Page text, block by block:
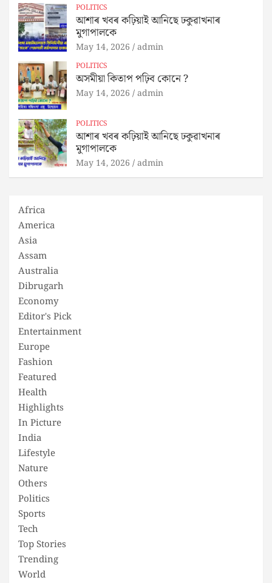
POLITICS
আশাৰ খবৰ কঢ়িয়াই আনিছে ঢকুৱাখনাৰ
মুগাপালকে
May 14, 2026 admin
POLITICS
অসমীয়া কিতাপ পঢ়িব কোনে ?
May 14, 2026 admin
POLITICS
আশাৰ খবৰ কঢ়িয়াই আনিছে ঢকুৱাখনাৰ
মুগাপালকে
May 14, 2026 admin
Africa
America
Asia
Assam
Australia
Dibrugarh
Economy
Editor's Pick
Entertainment
Europe
Fashion
Featured
Health
Highlights
In Picture
India
Lifestyle
Nature
Others
Politics
Sports
Tech
Top Stories
Trending
World